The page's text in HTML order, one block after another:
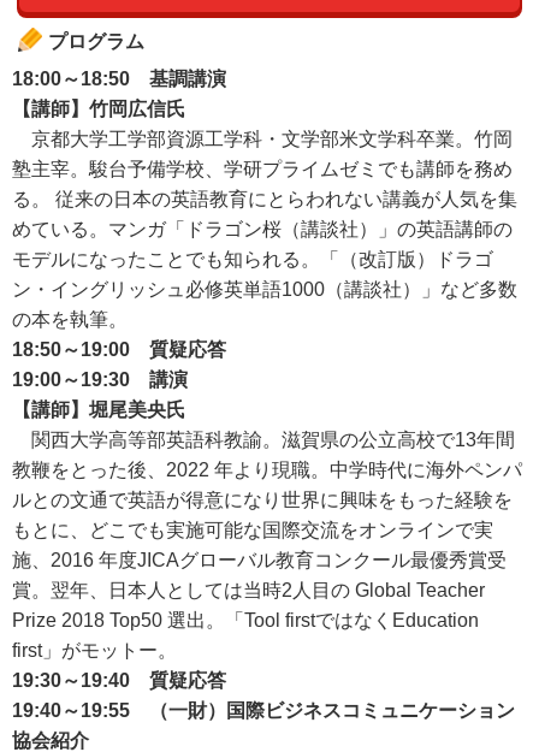
プログラム
18:00～18:50 基調講演
【講師】竹岡広信氏
京都大学工学部資源工学科・文学部米文学科卒業。竹岡
塾主宰。駿台予備学校、学研プライムゼミでも講師を務め
る。 従来の日本の英語教育にとらわれない講義が人気を集
めている。マンガ「ドラゴン桜（講談社）」の英語講師の
モデルになったことでも知られる。「（改訂版）ドラゴ
ン・イングリッシュ必修英単語1000（講談社）」など多数
の本を執筆。
18:50～19:00 質疑応答
19:00～19:30 講演
【講師】堀尾美央氏
関西大学高等部英語科教諭。滋賀県の公立高校で13年間
教鞭をとった後、2022 年より現職。中学時代に海外ペンパ
ルとの文通で英語が得意になり世界に興味をもった経験を
もとに、どこでも実施可能な国際交流をオンラインで実
施、2016 年度JICAグローバル教育コンクール最優秀賞受
賞。翌年、日本人としては当時2人目の Global Teacher
Prize 2018 Top50 選出。「Tool firstではなくEducation
first」がモットー。
19:30～19:40 質疑応答
19:40～19:55 （一財）国際ビジネスコミュニケーション
協会紹介